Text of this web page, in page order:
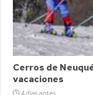
Cerros de
vacaciones
4 días antes